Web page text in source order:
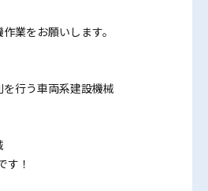
業をお願いします。
行う車両系建設機械
す！